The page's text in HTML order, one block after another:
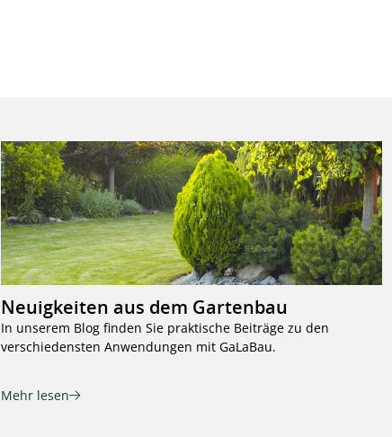
Neuigkeiten aus dem Gartenbau
In unserem Blog finden Sie praktische Beiträge zu den
verschiedensten Anwendungen mit GaLaBau.
Mehr lesen